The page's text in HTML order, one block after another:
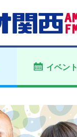
イベント